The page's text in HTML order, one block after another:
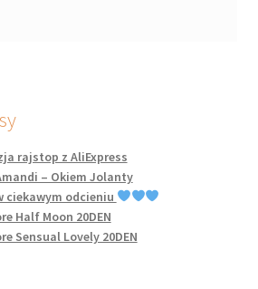
rajstop z AliExpress
– Okiem Jolanty
ciekawym odcieniu
Half Moon 20DEN
Sensual Lovely 20DEN